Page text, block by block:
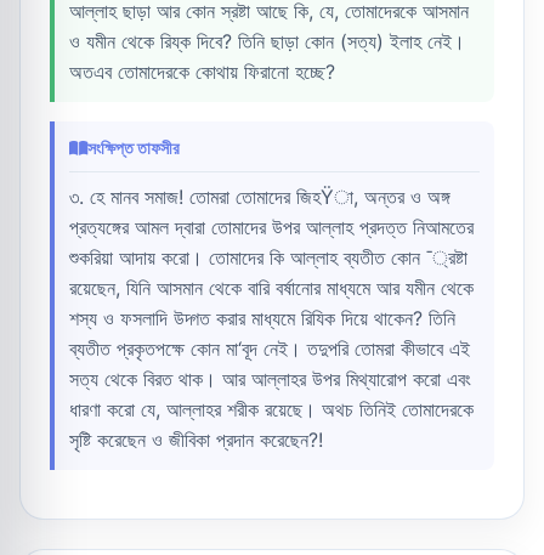
আল্লাহ ছাড়া আর কোন স্রষ্টা আছে কি, যে, তোমাদেরকে আসমান
ও যমীন থেকে রিয্ক দিবে? তিনি ছাড়া কোন (সত্য) ইলাহ নেই।
অতএব তোমাদেরকে কোথায় ফিরানো হচ্ছে?
সংক্ষিপ্ত তাফসীর
৩. হে মানব সমাজ! তোমরা তোমাদের জিহŸা, অন্তর ও অঙ্গ
প্রত্যঙ্গের আমল দ্বারা তোমাদের উপর আল্লাহ প্রদত্ত নিআমতের
শুকরিয়া আদায় করো। তোমাদের কি আল্লাহ ব্যতীত কোন ¯্রষ্টা
রয়েছেন, যিনি আসমান থেকে বারি বর্ষানোর মাধ্যমে আর যমীন থেকে
শস্য ও ফসলাদি উদ্গত করার মাধ্যমে রিযিক দিয়ে থাকেন? তিনি
ব্যতীত প্রকৃতপক্ষে কোন মা‘বূদ নেই। তদুপরি তোমরা কীভাবে এই
সত্য থেকে বিরত থাক। আর আল্লাহর উপর মিথ্যারোপ করো এবং
ধারণা করো যে, আল্লাহর শরীক রয়েছে। অথচ তিনিই তোমাদেরকে
সৃষ্টি করেছেন ও জীবিকা প্রদান করেছেন?!